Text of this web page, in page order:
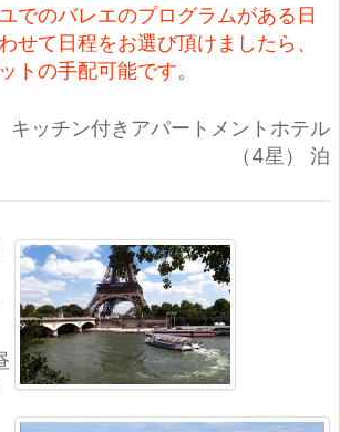
でのバレエのプログラムがある日
せて日程をお選び頂けましたら、
トの手配可能です。
ッチン付きアパートメントホテル
（4星） 泊